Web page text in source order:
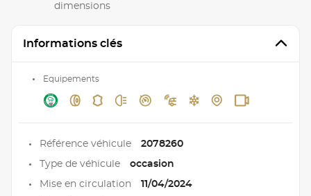
dimensions
Informations clés
Equipements
Référence véhicule 2078260
Type de véhicule occasion
Mise en circulation 11/04/2024